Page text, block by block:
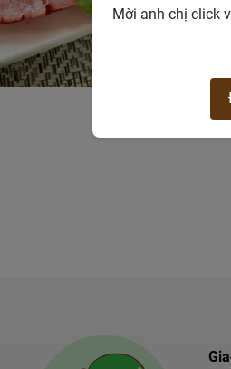
Mời anh chị click